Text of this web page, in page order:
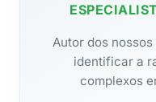
Autor dos
identificar a
complexos